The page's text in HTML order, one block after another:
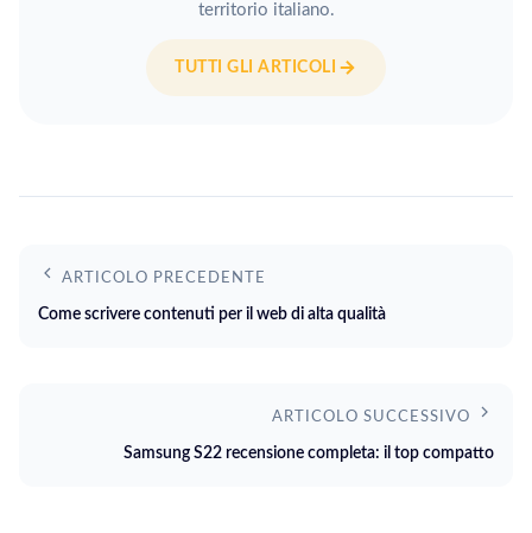
territorio italiano.
TUTTI GLI ARTICOLI
ARTICOLO PRECEDENTE
Come scrivere contenuti per il web di alta qualità
ARTICOLO SUCCESSIVO
Samsung S22 recensione completa: il top compatto